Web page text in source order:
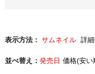
表示方法： サムネイル 詳
並べ替え： 発売日 価格(安い